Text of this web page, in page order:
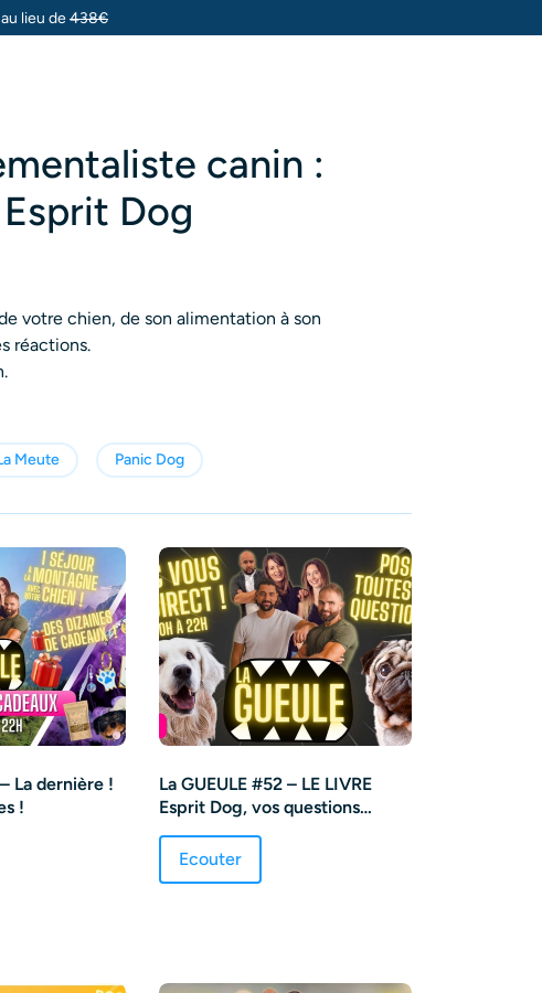
lieu de438€
canin :
Dog
votre chien, de son alimentation à son
réactions.
Meute Panic Dog
La dernière !
!
La GUEULE #52 – LE LIVRE
Esprit Dog, vos questions
Ecouter